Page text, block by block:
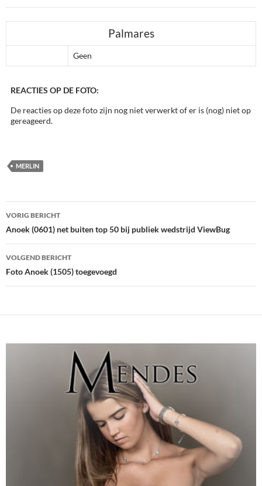
Palmares
Geen
REACTIES OP DE FOTO:
De reacties op deze foto zijn nog niet verwerkt of er is (nog) niet op
gereageerd.
MERLIN
Bericht
navigatie
VORIG BERICHT
Anoek (0601) net buiten top 50 bij publiek wedstrijd ViewBug
VOLGEND BERICHT
Foto Anoek (1505) toegevoegd